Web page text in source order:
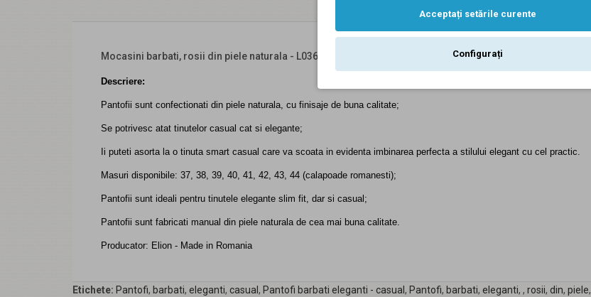
Acceptați setările curente
Configurați
Mocasini barbati, rosii din piele naturala - L036RED
Descriere:
Pantofii sunt confectionati din piele naturala, cu finisaje de buna calitate;
Se potrivesc atat tinutelor casual cat si elegante;
Ii puteti asorta la o tinuta smart casual care va scoata in evidenta imbinarea perfecta a stilului elegant cu cel practic.
Masuri disponibile: 37, 38, 39, 40, 41, 42, 43, 44 (calapoade romanesti);
Pantofii sunt ideali pentru tinutele elegante slim fit, dar si casual;
Pantofii sunt fabricati manual din piele naturala de cea mai buna calitate.
Producator: Elion - Made in Romania
Etichete: Pantofi, barbati, eleganti, casual , Pantofi barbati eleganti - casual , Pantofi, barbati, eleganti, , rosii, din, piele,